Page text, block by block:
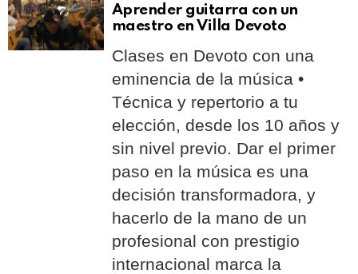
Aprender guitarra con un
maestro en Villa Devoto
Clases en Devoto con una
eminencia de la música •
Técnica y repertorio a tu
elección, desde los 10 años y
sin nivel previo. Dar el primer
paso en la música es una
decisión transformadora, y
hacerlo de la mano de un
profesional con prestigio
internacional marca la